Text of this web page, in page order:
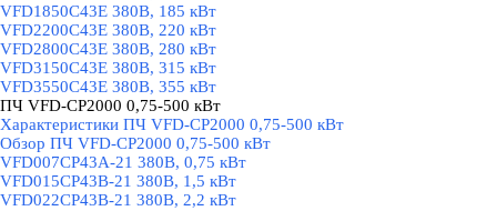
VFD1850C43E 380В, 185 кВт
VFD2200C43E 380В, 220 кВт
VFD2800C43E 380В, 280 кВт
VFD3150C43E 380В, 315 кВт
VFD3550C43E 380В, 355 кВт
ПЧ VFD-CP2000 0,75-500 кВт
Характеристики ПЧ VFD-CP2000 0,75-500 кВт
Обзор ПЧ VFD-CP2000 0,75-500 кВт
VFD007CP43A-21 380В, 0,75 кВт
VFD015CP43B-21 380В, 1,5 кВт
VFD022CP43B-21 380В, 2,2 кВт